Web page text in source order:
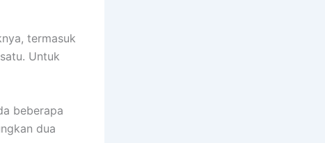
termasuk
Untuk
beberapa
dua